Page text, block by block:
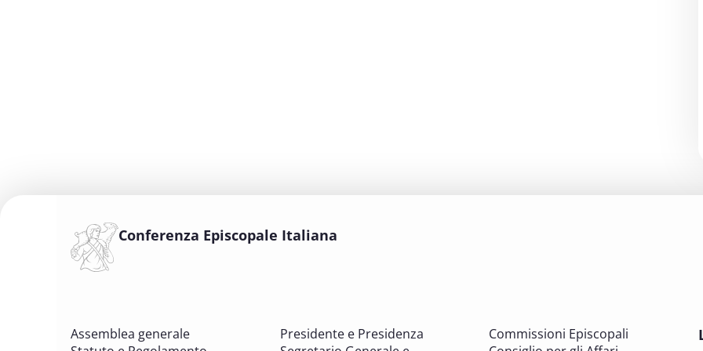
Conferenza Episcopale Italiana
Assemblea generale
Presidente e Presidenza
Commissioni Episcopali